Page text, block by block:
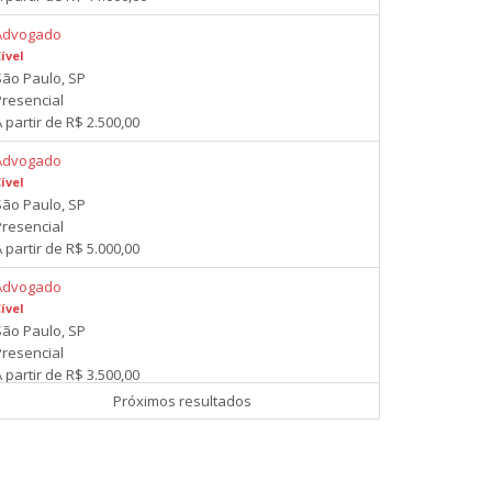
Paulo, SP
partir de R$ 2.500,00
Paulo, SP
partir de R$ 5.000,00
Paulo, SP
partir de R$ 3.500,00
Próximos resultados